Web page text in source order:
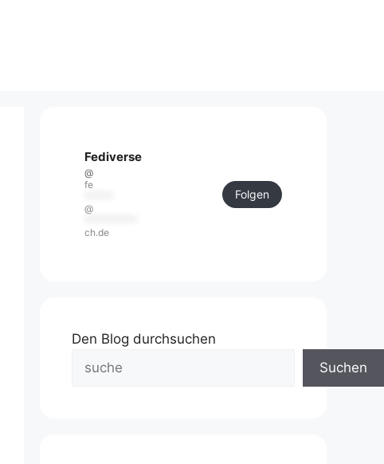
Fediverse
@
fe
@
ch.de
Folgen
Den Blog durchsuchen
Suchen